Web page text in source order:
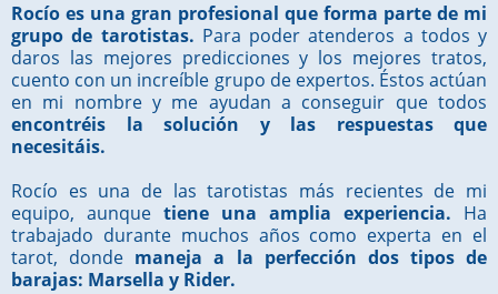
Rocío es una gran profesional que forma parte de mi
grupo de tarotistas. Para poder atenderos a todos y
daros las mejores predicciones y los mejores tratos,
cuento con un increíble grupo de expertos. Éstos actúan
en mi nombre y me ayudan a conseguir que todos
encontréis la solución y las respuestas que
necesitáis.
Rocío es una de las tarotistas más recientes de mi
equipo, aunque tiene una amplia experiencia. Ha
trabajado durante muchos años como experta en el
tarot, donde maneja a la perfección dos tipos de
barajas: Marsella y Rider.